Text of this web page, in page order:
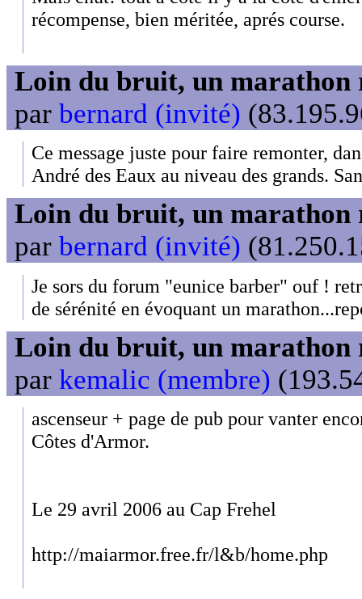
récompense, bien méritée, aprés course.
Loin du bruit, un marathon
par bernard (invité)
Ce message juste pour faire remonter,
André des Eaux au niveau des grands.
Loin du bruit, un marathon
par bernard (invité)
Je sors du forum "eunice barber" ouf !
de sérénité en évoquant un
Loin du bruit, un marathon
par kemalic (membre)
ascenseur + page de pub pour vanter
Côtes d'Armor.
Le 29 avril 2006 au Cap Frehel
http://maiarmor.free.fr/l&b/home.php